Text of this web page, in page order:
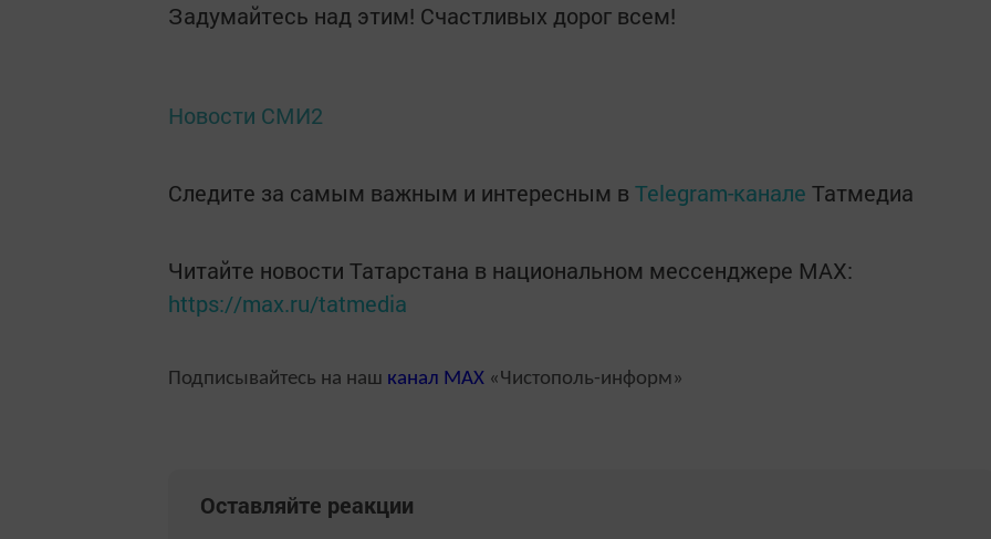
Задумайтесь над этим! Счастливых дорог всем!
Новости СМИ2
Следите за самым важным и интересным в Telegram-канале Татмедиа
Читайте новости Татарстана в национальном мессенджере MАХ:
https://max.ru/tatmedia
Подписывайтесь на наш канал MAX «Чистополь-информ»
Оставляйте реакции